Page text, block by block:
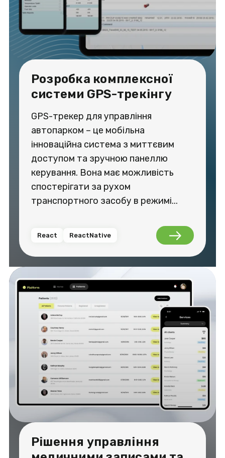
Розробка комплексної
системи GPS-трекінгу
GPS-трекер для управління
автопарком – це мобільна
інноваційна система з миттєвим
доступом та зручною панеллю
керування. Вона має можливість
спостерігати за рухом
транспортного засобу в режимі...
React ReactNative
Рішення управління